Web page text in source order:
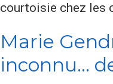
courtoisie chez les
Marie
inconnu…